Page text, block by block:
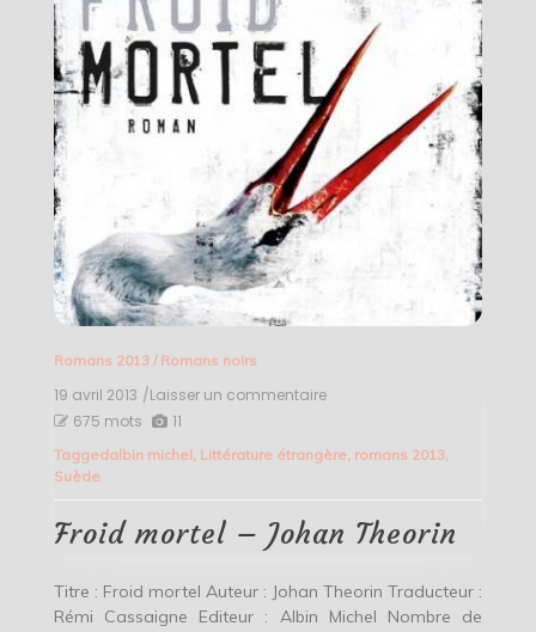
Romans 2013/ Romans noirs
19 avril 2013 /Laisser un commentaireon
–
675 mots 11
Taggedalbin michel, Littérature étrangère, romans 2013,
Suède
Froid mortel – Johan Theorin
Titre : Froid mortel Auteur : Johan Theorin Traducteur :
Rémi Cassaigne Editeur : Albin Michel Nombre de